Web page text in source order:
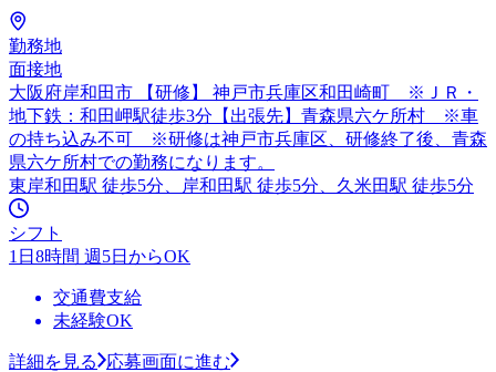
勤務地
面接地
大阪府岸和田市 【研修】 神戸市兵庫区和田崎町 ※ＪＲ・
地下鉄：和田岬駅徒歩3分【出張先】青森県六ケ所村 ※車
の持ち込み不可 ※研修は神戸市兵庫区、研修終了後、青森
県六ケ所村での勤務になります。
東岸和田駅 徒歩5分、岸和田駅 徒歩5分、久米田駅 徒歩5分
シフト
1日8時間 週5日からOK
交通費支給
未経験OK
詳細を見る
応募画面に進む